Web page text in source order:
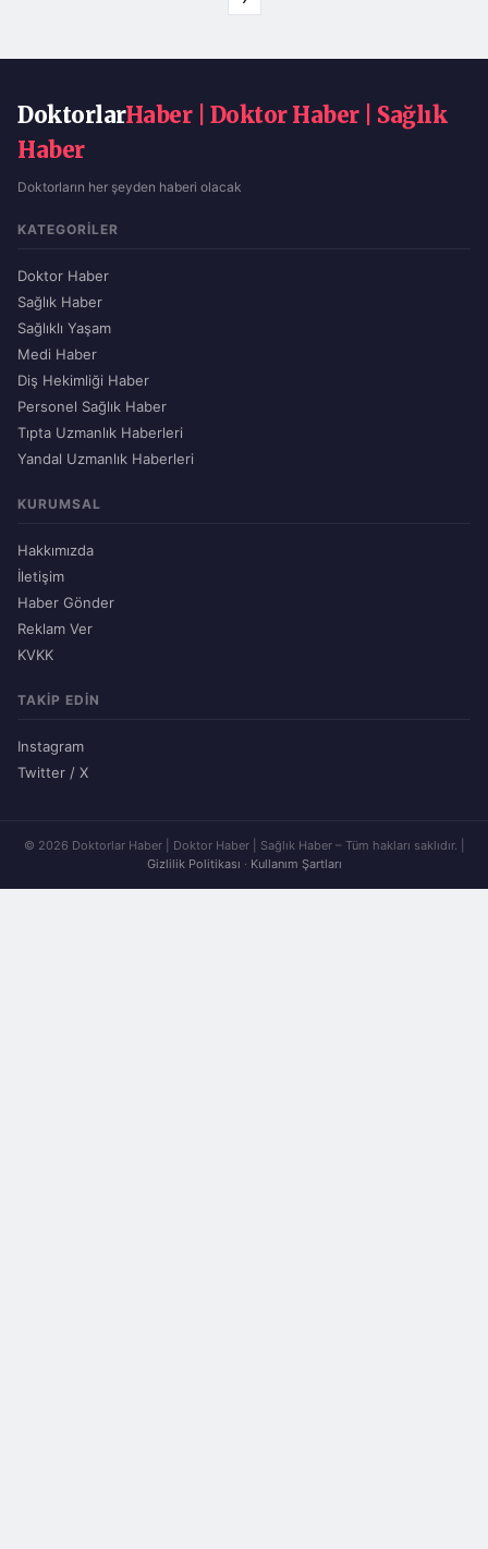
DoktorlarHaber | Doktor Haber | Sağlık
Haber
Doktorların her şeyden haberi olacak
KATEGORILER
Doktor Haber
Sağlık Haber
Sağlıklı Yaşam
Medi Haber
Diş Hekimliği Haber
Personel Sağlık Haber
Tıpta Uzmanlık Haberleri
Yandal Uzmanlık Haberleri
KURUMSAL
Hakkımızda
İletişim
Haber Gönder
Reklam Ver
KVKK
TAKIP EDIN
Instagram
Twitter / X
© 2026 Doktorlar Haber | Doktor Haber | Sağlık Haber – Tüm hakları saklıdır. |
Gizlilik Politikası · Kullanım Şartları